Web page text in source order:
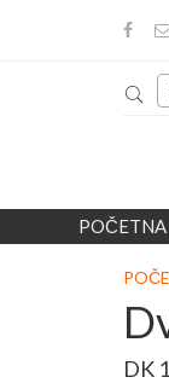
POČETNA
DK